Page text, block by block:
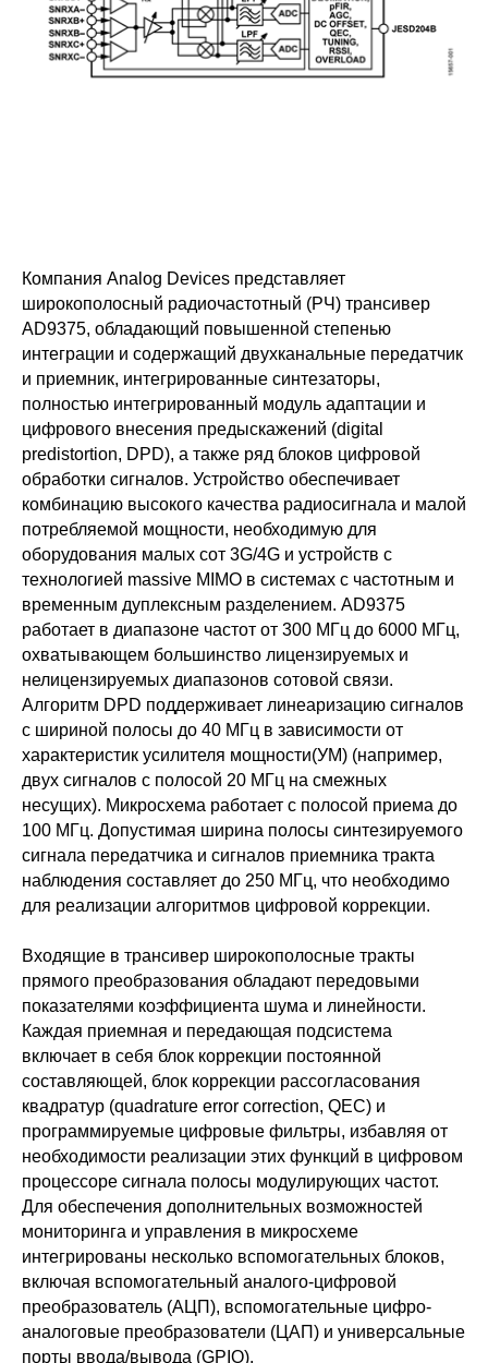
Компания Analog Devices представляет
широкополосный радиочастотный (РЧ) трансивер
AD9375, обладающий повышенной степенью
интеграции и содержащий двухканальные передатчик
и приемник, интегрированные синтезаторы,
полностью интегрированный модуль адаптации и
цифрового внесения предыскажений (digital
predistortion, DPD), а также ряд блоков цифровой
обработки сигналов. Устройство обеспечивает
комбинацию высокого качества радиосигнала и малой
потребляемой мощности, необходимую для
оборудования малых сот 3G/4G и устройств с
технологией massive MIMO в системах с частотным и
временным дуплексным разделением. AD9375
работает в диапазоне частот от 300 МГц до 6000 МГц,
охватывающем большинство лицензируемых и
нелицензируемых диапазонов сотовой связи.
Алгоритм DPD поддерживает линеаризацию сигналов
с шириной полосы до 40 МГц в зависимости от
характеристик усилителя мощности(УМ) (например,
двух сигналов с полосой 20 МГц на смежных
несущих). Микросхема работает с полосой приема до
100 МГц. Допустимая ширина полосы синтезируемого
сигнала передатчика и сигналов приемника тракта
наблюдения составляет до 250 МГц, что необходимо
для реализации алгоритмов цифровой коррекции.
Входящие в трансивер широкополосные тракты
прямого преобразования обладают передовыми
показателями коэффициента шума и линейности.
Каждая приемная и передающая подсистема
включает в себя блок коррекции постоянной
составляющей, блок коррекции рассогласования
квадратур (quadrature error correction, QEC) и
программируемые цифровые фильтры, избавляя от
необходимости реализации этих функций в цифровом
процессоре сигнала полосы модулирующих частот.
Для обеспечения дополнительных возможностей
мониторинга и управления в микросхеме
интегрированы несколько вспомогательных блоков,
включая вспомогательный аналого-цифровой
преобразователь (АЦП), вспомогательные цифро-
аналоговые преобразователи (ЦАП) и универсальные
порты ввода/вывода (GPIO).